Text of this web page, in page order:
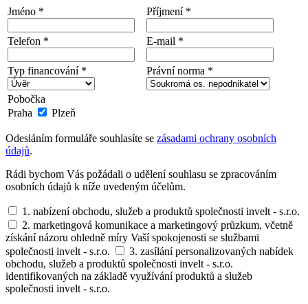
Jméno * Příjmení *
Telefon * E-mail *
Typ financování * Právní norma *
Pobočka
Praha
Plzeň
Odesláním formuláře souhlasíte se zásadami ochrany osobních
údajů.
Rádi bychom Vás požádali o udělení souhlasu se zpracováním
osobních údajů k níže uvedeným účelům.
1. nabízení obchodu, služeb a produktů společnosti invelt - s.r.o.
2. marketingová komunikace a marketingový průzkum, včetně
získání názoru ohledně míry Vaší spokojenosti se službami
společnosti invelt - s.r.o.
3. zasílání personalizovaných nabídek
obchodu, služeb a produktů společnosti invelt - s.r.o.
identifikovaných na základě využívání produktů a služeb
společnosti invelt - s.r.o.